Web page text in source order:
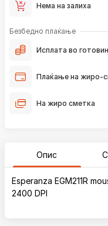
Нема на залиха
Безбедно плаќање
Исплата во
Плаќање на жиро-
На жиро сметка
Опис
Esperanza EGM211R
2400 DPI